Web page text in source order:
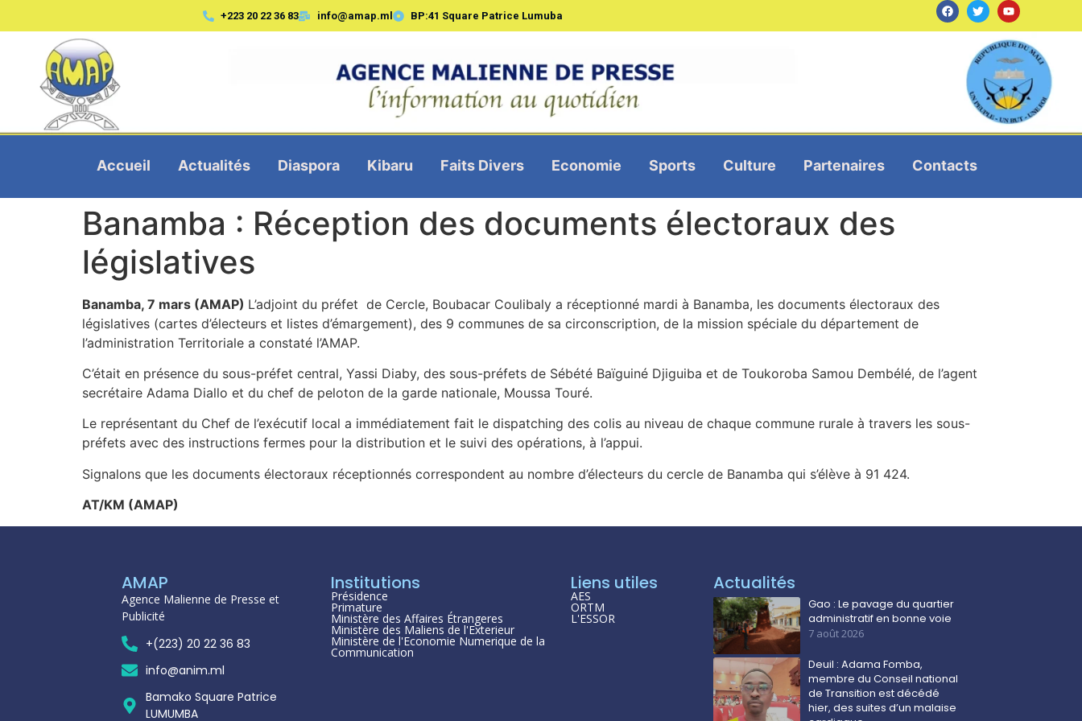
+223 20 22 36 83 info@amap.ml BP:41 Square Patrice Lumuba
Accueil Actualités Diaspora Kibaru Faits Divers Economie Sports Culture Partenaires Contacts
Banamba : Réception des documents électoraux des
législatives
Banamba, 7 mars (AMAP) L’adjoint du préfet de Cercle, Boubacar Coulibaly a réceptionné mardi à Banamba, les documents électoraux des
législatives (cartes d’électeurs et listes d’émargement), des 9 communes de sa circonscription, de la mission spéciale du département de
l’administration Territoriale a constaté l’AMAP.
C’était en présence du sous-préfet central, Yassi Diaby, des sous-préfets de Sébété Baïguiné Djiguiba et de Toukoroba Samou Dembélé, de l’agent
secrétaire Adama Diallo et du chef de peloton de la garde nationale, Moussa Touré.
Le représentant du Chef de l’exécutif local a immédiatement fait le dispatching des colis au niveau de chaque commune rurale à travers les sous-
préfets avec des instructions fermes pour la distribution et le suivi des opérations, à l’appui.
Signalons que les documents électoraux réceptionnés correspondent au nombre d’électeurs du cercle de Banamba qui s’élève à 91 424.
AT/KM (AMAP)
AMAP
Agence Malienne de Presse et
Publicité
+(223) 20 22 36 83
info@anim.ml
Bamako Square Patrice
LUMUMBA
Institutions
Présidence
Primature
Ministère des Affaires Étrangeres
Ministère des Maliens de l'Exterieur
Ministère de l'Economie Numerique de la
Communication
Liens utiles
AES
ORTM
L'ESSOR
Actualités
Gao : Le pavage du quartier
administratif en bonne voie
7 août 2026
Deuil : Adama Fomba,
membre du Conseil national
de Transition est décédé
hier, des suites d’un malaise